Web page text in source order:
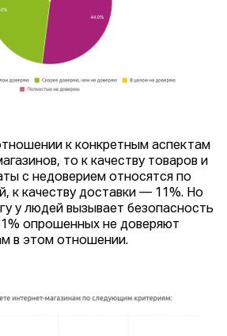
к конкретным аспектам
то к качеству товаров и
с недоверием относятся по
к качеству доставки — 11%. Но
у людей вызывает безопасность
опрошенных не доверяют
в этом отношении.